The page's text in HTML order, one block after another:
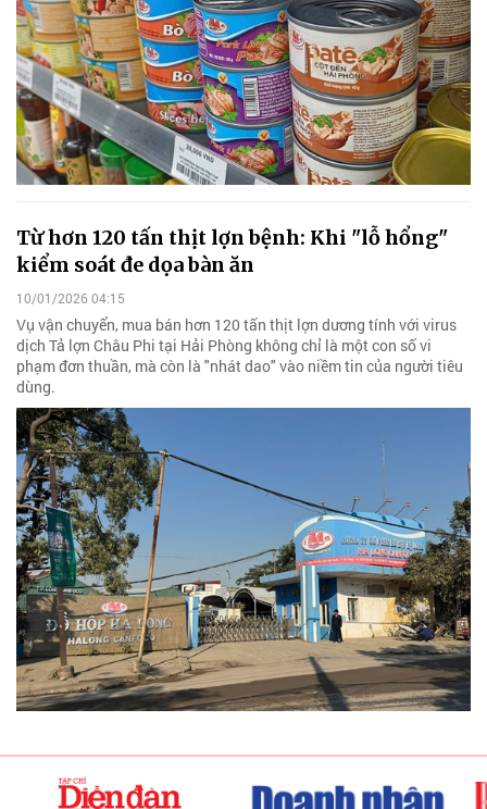
Từ hơn 120 tấn thịt lợn bệnh: Khi "lỗ hổng"
kiểm soát đe dọa bàn ăn
10/01/2026 04:15
Vụ vận chuyển, mua bán hơn 120 tấn thịt lợn dương tính với virus
dịch Tả lợn Châu Phi tại Hải Phòng không chỉ là một con số vi
phạm đơn thuần, mà còn là "nhát dao" vào niềm tin của người tiêu
dùng.